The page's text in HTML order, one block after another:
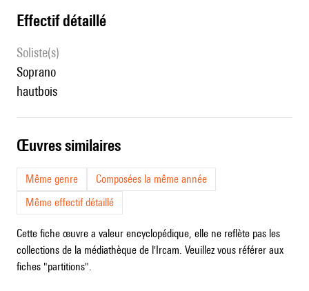
effectif détaillé
Soliste(s)
soprano
hautbois
œuvres similaires
Même genre
Composées la même année
Même effectif détaillé
Cette fiche œuvre a valeur encyclopédique, elle ne reflète pas les
collections de la médiathèque de l'Ircam. Veuillez vous référer aux
fiches "partitions".